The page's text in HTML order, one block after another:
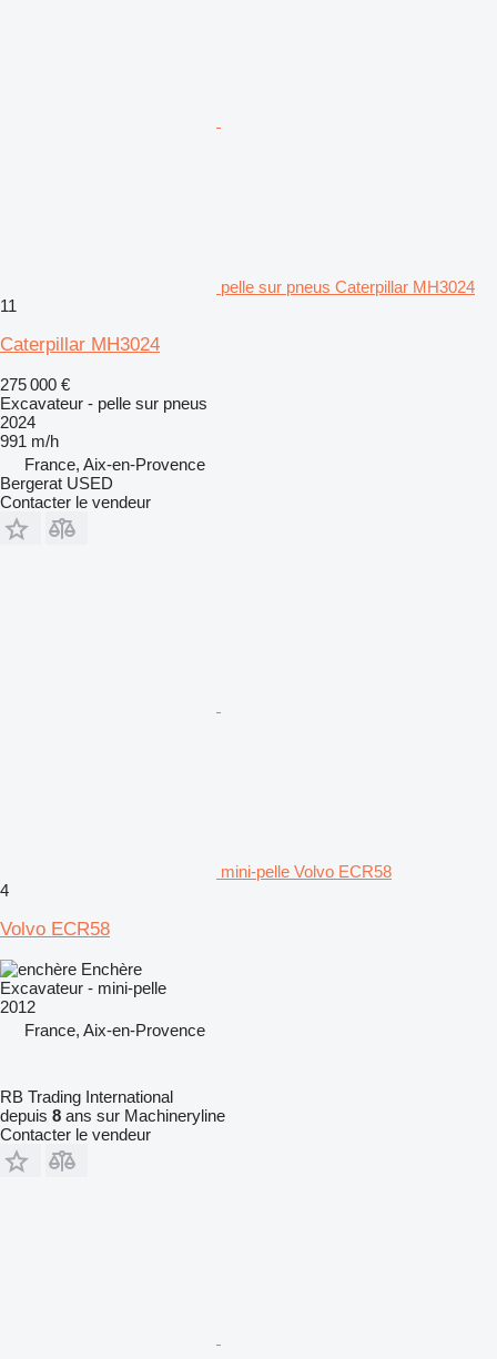
pelle sur pneus Caterpillar MH3024
11
Caterpillar MH3024
275 000 €
Excavateur - pelle sur pneus
2024
991 m/h
France, Aix-en-Provence
Bergerat USED
Contacter le vendeur
mini-pelle Volvo ECR58
4
Volvo ECR58
Enchère
Excavateur - mini-pelle
2012
France, Aix-en-Provence
RB Trading International
depuis 8 ans sur Machineryline
Contacter le vendeur